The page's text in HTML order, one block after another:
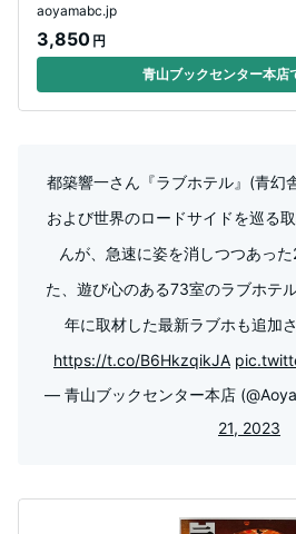
aoyamabc.jp
3,850 円
青山ブックセンター本店
都築響一さん『ラブホテル』(青幻
および世界のロードサイドを巡る
んが、急速に姿を消しつつあっ
た、遊び心のある73室のラブホテ
年に取材した最新ラブホも追加
https://t.co/B6HkzqikJA
— 青山ブックセンター本店
21, 2023